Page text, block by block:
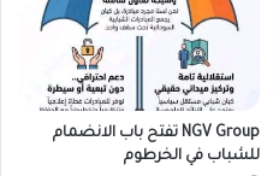
NGV Group تفتح باب الانضمام
للشباب في الخرطوم